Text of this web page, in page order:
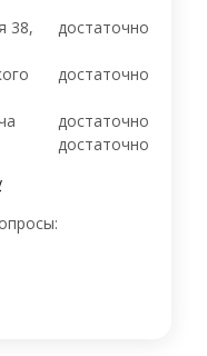
38,
достаточно
достаточно
достаточно
достаточно